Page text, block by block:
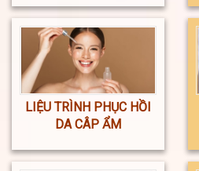
LIỆU TRÌNH PHỤC HỒI
DA CÂP ẨM